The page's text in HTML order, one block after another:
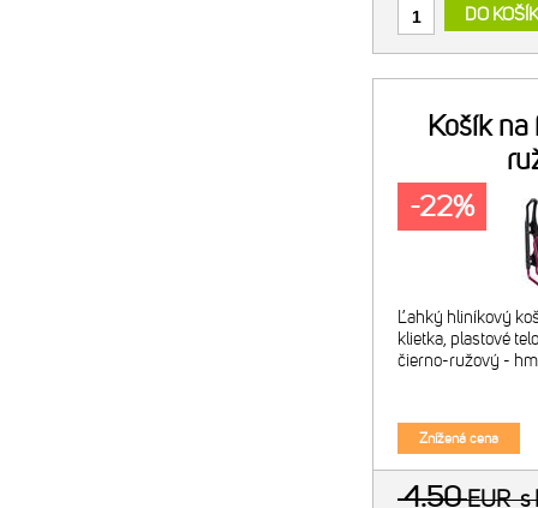
DO
Košík
Ľahký hliníkový
klietka, plastové
čierno-ružový -
Znížená cena
-22%
4.50EURs